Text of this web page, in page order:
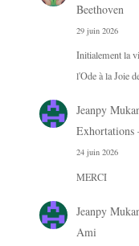
Beethoven
29 juin 2026
Initialement la
l'Ode à la Joie
Jeanpy
Exhortations
24 juin 2026
MERCI
Jeanpy
Ami